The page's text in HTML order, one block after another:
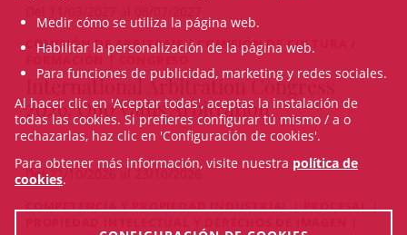
COMISIÓN DE ARBITRAJE | COMISIÓN DE CULTURA /
FORMACIÓN | CONGRESO
International Arbitration Congress
2026. Quo Vadis Arbitration
Del 22/10/2026 al 23/10/2026
COMPETENCIA Y PROPIEDAD INDUSTRIAL | PROCESAL |
Medir cómo se utiliza la página web.
Habilitar la personalización de la página web.
Para funciones de publicidad, marketing y redes sociales.
Al hacer clic en 'Aceptar todas', aceptas la instalación de
todas las cookies. Si prefieres configurar tú mismo / a o
rechazarlas, haz clic en 'Configuración de cookies'.
Para obtener más información, visite nuestra política de
cookies.